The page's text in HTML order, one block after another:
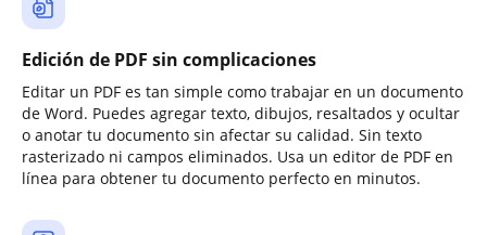
Edición de PDF sin complicaciones
Editar un PDF es tan simple como trabajar en un documento
de Word. Puedes agregar texto, dibujos, resaltados y ocultar
o anotar tu documento sin afectar su calidad. Sin texto
rasterizado ni campos eliminados. Usa un editor de PDF en
línea para obtener tu documento perfecto en minutos.